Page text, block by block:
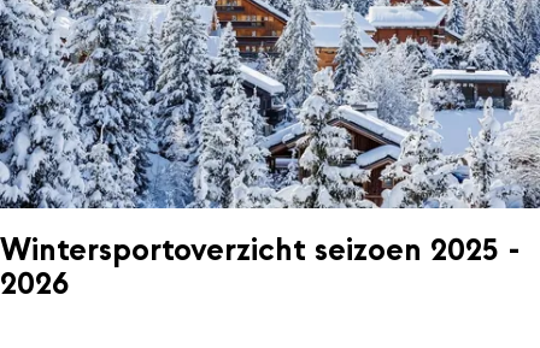
Wintersportoverzicht seizoen 2025 -
2026